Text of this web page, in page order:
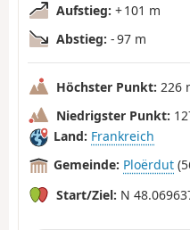
Aufstieg: + 101 m
Abstieg: - 97 m
Höchster Punkt: 226
Niedrigster Punkt:
Land: Frankreich
Gemeinde: Ploërdut
Start/Ziel: N